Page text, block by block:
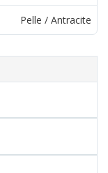
Pelle / Antracite